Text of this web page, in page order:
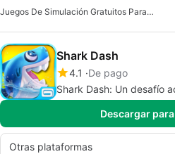
Juegos De Simulación Gratuitos Para Iphone
Shark Dash
4.1
De pago
Shark Dash: Un desafío
Descargar
Otras plataformas